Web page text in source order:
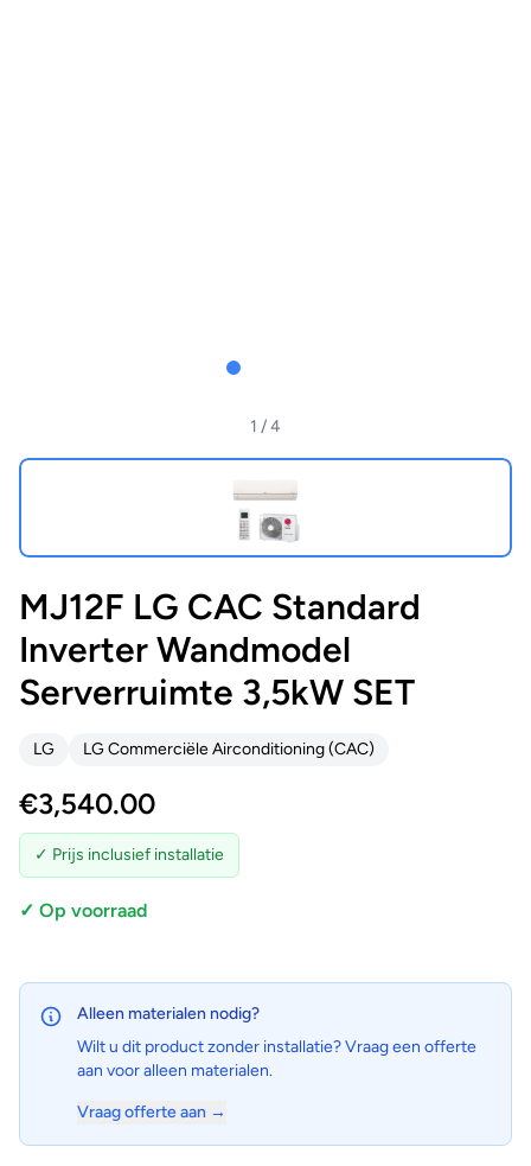
1 / 4
MJ12F LG CAC Standard
Inverter Wandmodel
Serverruimte 3,5kW SET
LG LG Commerciële Airconditioning (CAC)
€3,540.00
✓ Prijs inclusief installatie
✓ Op voorraad
Alleen materialen nodig?
Wilt u dit product zonder installatie? Vraag een offerte
aan voor alleen materialen.
Vraag offerte aan →